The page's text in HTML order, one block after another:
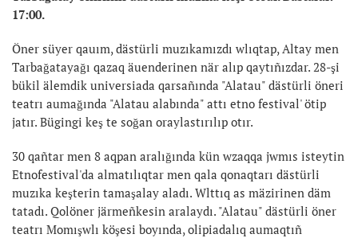
17:00.
Öner süyer qauım, dästürli muzıkamızdı wlıqtap, Altay men
Tarbağatayağı qazaq äuenderinen när alıp qaytıñızdar. 28-şi
bükil älemdik universiada qarsañında "Alatau" dästürli öneri
teatrı aumağında "Alatau alabında" attı etno festival' ötip
jatır. Bügingi keş te soğan oraylastırılıp otır.
30 qañtar men 8 aqpan aralığında kün wzaqqa jwmıs isteytin
Etnofestival'da almatılıqtar men qala qonaqtarı dästürli
muzıka keşterin tamaşalay aladı. Wlttıq as mäzirinen däm
tatadı. Qolöner järmeñkesin aralaydı. "Alatau" dästürli öner
teatrı Momışwlı köşesi boyında, olipiadalıq aumaqtıñ